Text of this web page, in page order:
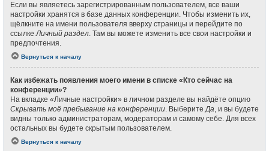
Если вы являетесь зарегистрированным пользователем, все ваши
настройки хранятся в базе данных конференции. Чтобы изменить их,
щёлкните на имени пользователя вверху страницы и перейдите по
ссылкеЛичный раздел. Там вы можете изменить все свои настройки и
предпочтения.
Вернуться к началу
Как избежать появления моего имени в списке «Кто сейчас на
конференции»?
На вкладке «Личные настройки» в личном разделе вы найдёте опцию
Скрывать моё пребывание на конференции. ВыберитеДа, и вы будете
видны только администраторам, модераторам и самому себе. Для всех
остальных вы будете скрытым пользователем.
Вернуться к началу